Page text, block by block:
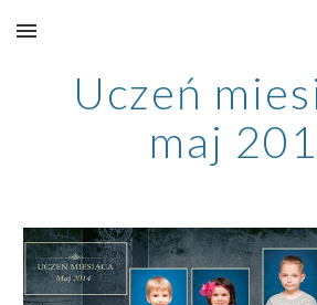
Skip to main content
Uczeń
maj